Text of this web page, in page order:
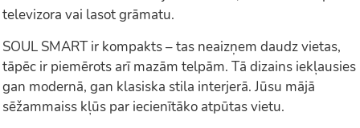
televizora vai lasot grāmatu.
SOUL SMART ir kompakts – tas neaizņem daudz vietas,
tāpēc ir piemērots arī mazām telpām. Tā dizains iekļausies
gan modernā, gan klasiska stila interjerā. Jūsu mājā
sēžammaiss kļūs par iecienītāko atpūtas vietu.